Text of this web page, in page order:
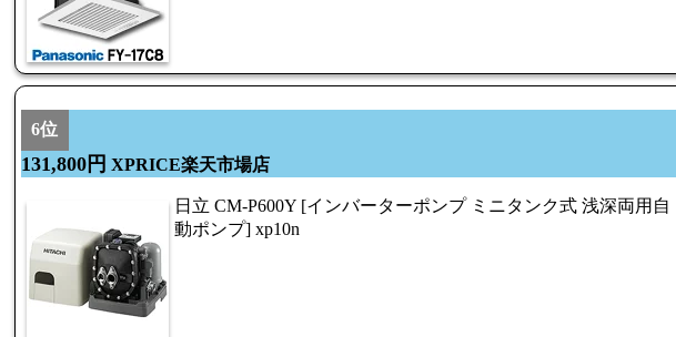
6位
131,800円 XPRICE楽天市場店
日立 CM-P600Y [インバーターポンプ ミニタンク式 浅深両用自
動ポンプ] xp10n